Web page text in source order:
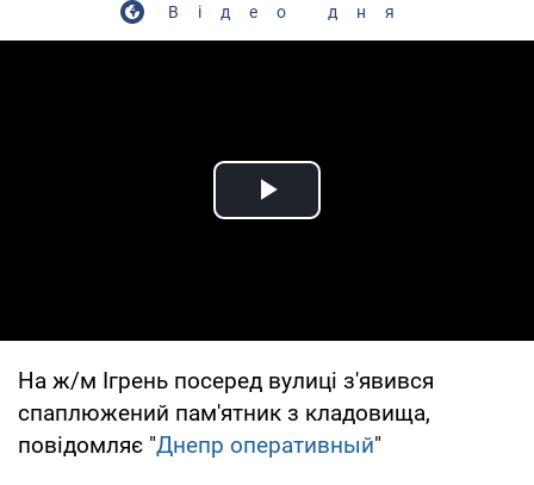
Відео дня
Play Video
На ж/м Ігрень посеред вулиці з'явився
спаплюжений пам'ятник з кладовища,
повідомляє "Днепр оперативный"